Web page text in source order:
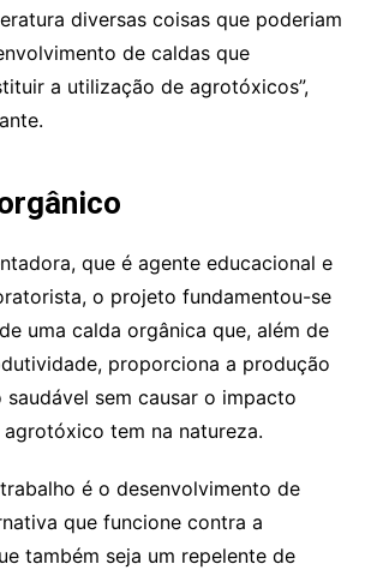
diversas coisas que poderiam
de caldas que
a utilização de agrotóxicos”,
que é agente educacional e
o projeto fundamentou-se
uma calda orgânica que, além de
proporciona a produção
saudável sem causar o impacto
tem na natureza.
é o desenvolvimento de
que funcione contra a
também seja um repelente de